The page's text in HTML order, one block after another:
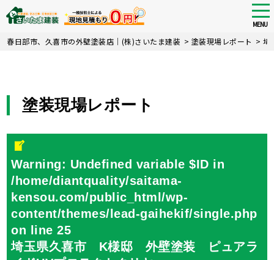
Skip
MENU
春日部市、久喜市の外壁塗装店｜(株)さいたま建装 > 塗装現場レポート >埼
塗装現場レポート
Warning: Undefined variable $ID in
/home/diantquality/saitama-
kensou.com/public_html/wp-
content/themes/lead-gaihekif/single.php
on line25
埼玉県久喜市 K様邸 外壁塗装 ピュアラ